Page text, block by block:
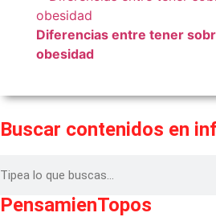
Diferencias entre tener
obesidad
Buscar contenidos en
PensamienTopos